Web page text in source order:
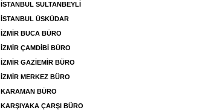
İSTANBUL SULTANBEYLİ
İSTANBUL ÜSKÜDAR
İZMİR BUCA BÜRO
İZMİR ÇAMDİBİ BÜRO
İZMİR GAZİEMİR BÜRO
İZMİR MERKEZ BÜRO
KARAMAN BÜRO
KARŞIYAKA ÇARŞI BÜRO